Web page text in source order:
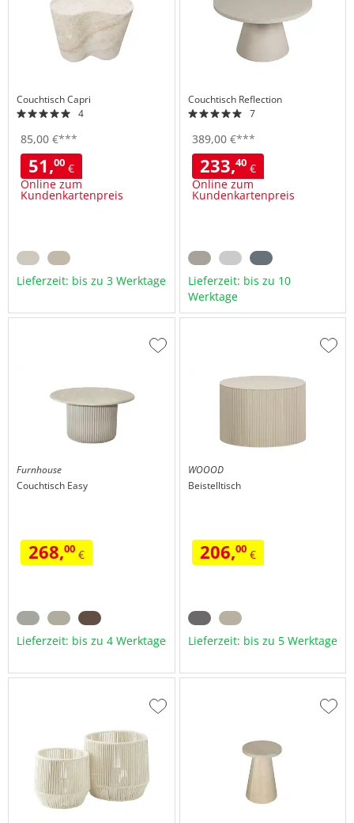
CouchtischCapri
4
85,00 €***
51,00 €
Online zum
Kundenkartenpreis
Lieferzeit: bis zu 3 Werktage
Couchtisch Reflection
7
389,00€***
233,40€
Online zum
Kundenkartenpreis
Lieferzeit: bis zu 10
Werktage
Furnhouse
Couchtisch Easy
268,00 €
Zur
Lieferzeit: bis zu 4 Werktage
WOOOD
Beistelltisch
206,00€
Zur
Lieferzeit: bis zu 5 Werktage
Zur
Zur